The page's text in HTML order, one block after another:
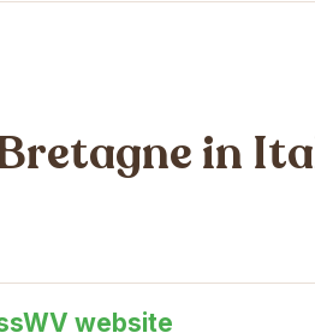
in
website